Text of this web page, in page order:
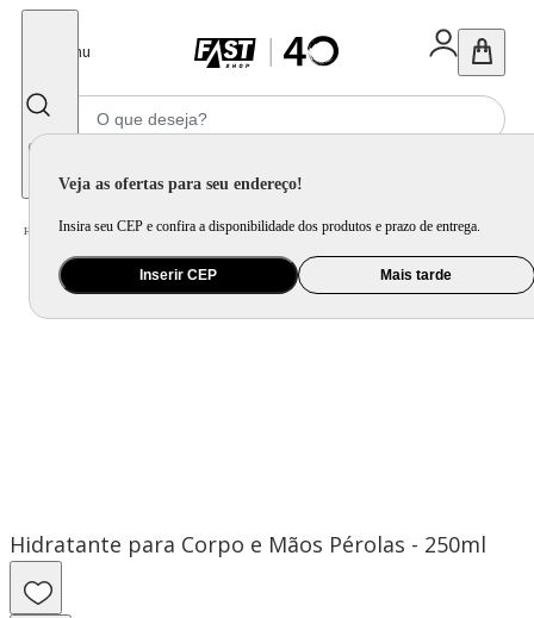
Menu
Veja as ofertas para seu endereço!
Insira seu CEP e confira a disponibilidade dos produtos e prazo de entrega.
Inserir CEP Mais tarde
Home Saúde e Beleza / Skin Care
Hidratante para Corpo e Mãos Pérolas - 250ml